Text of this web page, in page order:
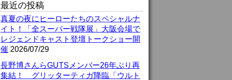
最近の投稿
真夏の夜にヒーローたちのスペシャルナ
イト！「全スーパー戦隊展」大阪会場で
レジェンドキャスト登壇トークショー開
催 2026/07/29
長野博さんらGUTSメンバー26年ぶり再
集結！ グリッターティガ降臨「ウルト